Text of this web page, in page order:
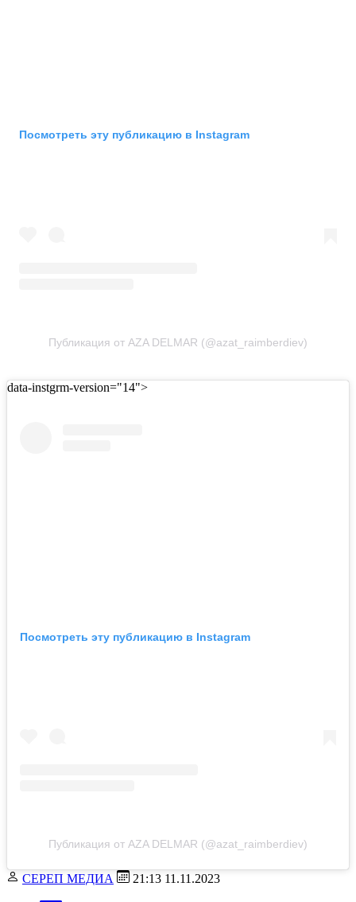
Посмотреть эту публикацию в Instagram
Публикация от AZA DELMAR (@azat_raimberdiev)
data-instgrm-version="14">
Посмотреть эту публикацию в Instagram
Публикация от AZA DELMAR (@azat_raimberdiev)
СЕРЕП МЕДИА 21:13 11.11.2023